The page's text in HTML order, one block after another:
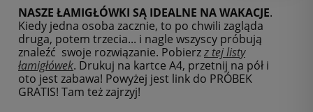
NASZE ŁAMIGŁÓWKI SĄ IDEALNE NA WAKACJE.
Kiedy jedna osoba zacznie, to po chwili zagląda
druga, potem trzecia... i nagle wszyscy próbują
znaleźć swoje rozwiązanie. Pobierzz tej listy
łamigłówek. Drukuj na kartce A4, przetnij na pół i
oto jest zabawa! Powyżej jest link do PRÓBEK
GRATIS! Tam też zajrzyj!